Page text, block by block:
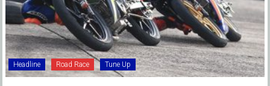
Headline Road Race Tune Up